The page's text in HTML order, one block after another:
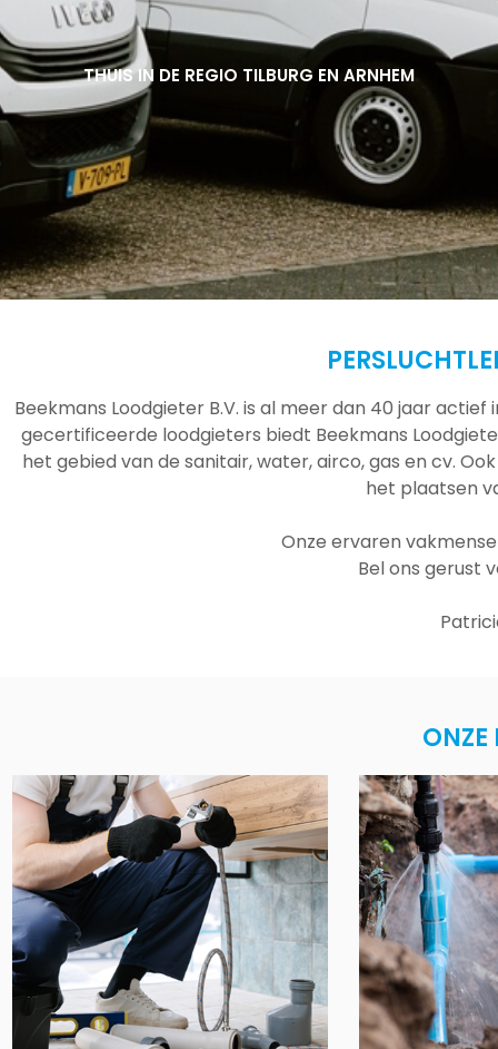
THUIS IN DE REGIO TILBURG EN ARNHEM
THUIS IN DE REGIO TILBURG EN ARNHEM
THUIS IN DE REGIO TILBURG EN ARNHEM
Beekmans Loodgieter B.V. is al meer dan 40 jaar
gecertificeerde loodgieters biedt Beekmans
het gebied van de sanitair, water, airco, gas en cv.
het plaatsen
Onze ervaren
Bel ons gerust
ONZE